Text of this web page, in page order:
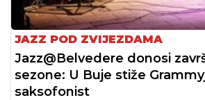
JAZZ POD ZVIJEZDAMA
Jazz@Belvedere donosi
sezone: U Buje stiže
saksofonist